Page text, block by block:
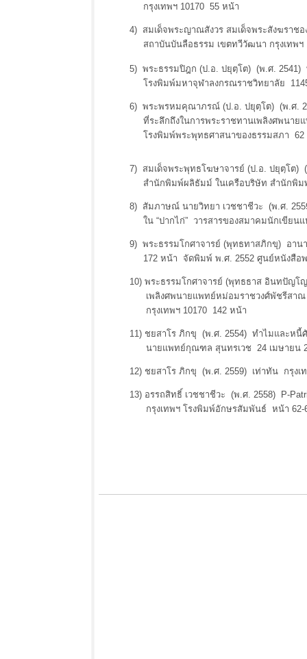
กรุงเทพฯ 10170 55 หน้า
4) สมเด็จพระญาณสังวร สมเด็จพระสังฆรา
สถาบันบันลือธรรม เขตทวีวัฒนา กรุงเทพฯ
5) พระธรรมปิฎก (ป.อ. ปยุตฺโต) (พ.ศ.
โรงพิมพ์มหาจุฬาลงกรณราชวิทยาลัย
6) พระพรหมคุณาภรณ์ (ป.อ. ปยุตฺโต) (พ.ศ.
ที่ระลึกถึงในการพระราชทานเพลิงศพนา
โรงพิมพ์พระพุทธศาสนาของธรรมสภา 62
7) สมเด็จพระพุทธโฆษาจารย์ (ป.อ. ปยุตฺโต) (
สำนักพิมพ์ผลิธัมม์ ในเครือบริษัท สำนักพิม
8) สัมภาษณ์ นายวิทยา เวชชาชีวะ (พ.ศ.
ใน “ปากไก่” วารสารของสมาคมนักเขียนแ
9) พระธรรมโกศาจารย์ (พุทธทาสภิกขุ) อา
172 หน้า จัดพิมพ์ พ.ศ. 2552 ศูนย์หนังสือพ
10) พระธรรมโกศาจารย์ (พุทธธาส อินทปัญ
เพลิงศพนายแพทย์หม่อมราชวงศ์พัชรีสาณ
กรุงเทพฯ 10170 142 หน้า
11) ชยสาโร ภิกขุ (พ.ศ. 2554) ทำไมและหนี้
นายแพทย์กุณฑล สุนทรเวช 24 เมษายน
12) ชยสาโร ภิกขุ (พ.ศ. 2559) เท่าทัน กรุง
13) อรรถสิทธิ์ เวชชาชีวะ (พ.ศ. 2558) P-
กรุงเทพฯ โรงพิมพ์อักษรสัมพันธ์ หน้า 62-